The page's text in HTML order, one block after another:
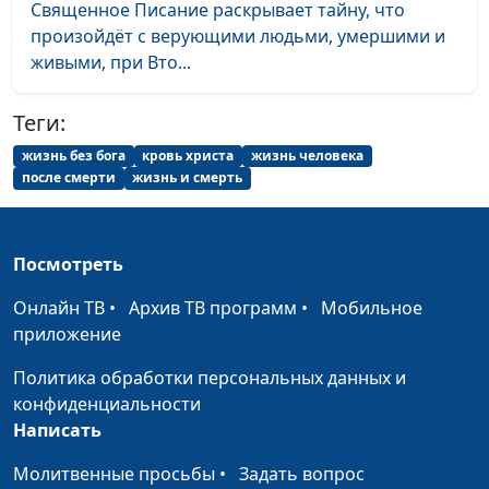
Ты Бог мой
Нина и Николай
Качаловы
Бог сочетал
Качаловы
Моей любви не
Нина Качалова #2035
Как в царствие Твоё
Качаловы, Николай
Приходит день
концертмейстер
Священное Писание раскрывает тайну, что
произойдёт с верующими людьми, умершими и
живыми, при Вто...
Теги:
жизнь без бога кровь христа
жизнь человека
после смерти
жизнь и смерть
Посмотреть
Онлайн ТВ • Архив ТВ программ • Мобильное
приложение
Политика обработки персональных данных и
конфиденциальности
Написать
Молитвенные просьбы • Задать вопрос